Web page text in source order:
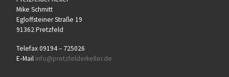
Mike Schmitt
Egloff­stei­ner Stra­ße 19
91362 Pretzfeld
Tele­fax 09194 – 725026
E‑Mail info@​pretzfelderkeller.​de